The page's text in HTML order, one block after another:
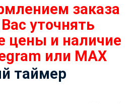
заказа
уточнять
цены и наличие
или MAX
таймер